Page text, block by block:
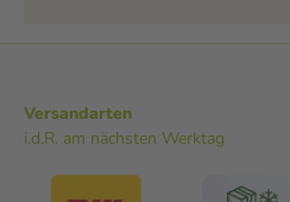
Versandarten
i.d.R. am nächsten Werktag